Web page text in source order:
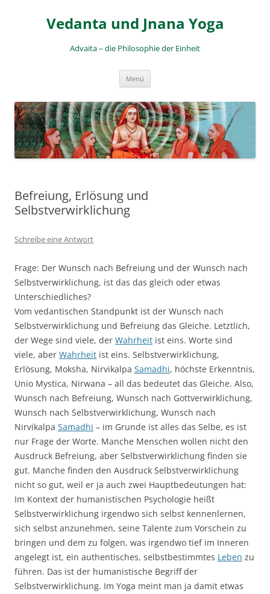
springenVedanta und Jnana Yoga
Advaita – die Philosophie der Einheit
Menü
Befreiung, Erlösung und
Selbstverwirklichung
Schreibe eine Antwort
Frage: Der Wunsch nach Befreiung und der Wunsch nach
Selbstverwirklichung, ist das das gleich oder etwas
Unterschiedliches?
Vom vedantischen Standpunkt ist der Wunsch nach
Selbstverwirklichung und Befreiung das Gleiche. Letztlich,
der Wege sind viele, der Wahrheit ist eins. Worte sind
viele, aber Wahrheit ist eins. Selbstverwirklichung,
Erlösung, Moksha, Nirvikalpa Samadhi, höchste Erkenntnis,
Unio Mystica, Nirwana – all das bedeutet das Gleiche. Also,
Wunsch nach Befreiung, Wunsch nach Gottverwirklichung,
Wunsch nach Selbstverwirklichung, Wunsch nach
Nirvikalpa Samadhi – im Grunde ist alles das Selbe, es ist
nur Frage der Worte. Manche Menschen wollen nicht den
Ausdruck Befreiung, aber Selbstverwirklichung finden sie
gut. Manche finden den Ausdruck Selbstverwirklichung
nicht so gut, weil er ja auch zwei Hauptbedeutungen hat:
Im Kontext der humanistischen Psychologie heißt
Selbstverwirklichung irgendwo sich selbst kennenlernen,
sich selbst anzunehmen, seine Talente zum Vorschein zu
bringen und dem zu folgen, was irgendwo tief im Inneren
angelegt ist, ein authentisches, selbstbestimmtes Leben zu
führen. Das ist der humanistische Begriff der
Selbstverwirklichung. Im Yoga meint man ja damit etwas